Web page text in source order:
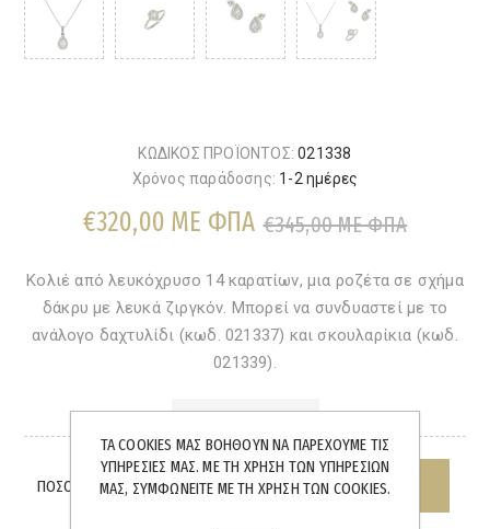
ΚΩΔΙΚΟΣ ΠΡΟΪΟΝΤΟΣ: 021338
Χρόνος παράδοσης: 1-2 ημέρες
€320,00 ΜΕ ΦΠΑ €345,00 ΜΕ ΦΠΑ
Κολιέ από λευκόχρυσο 14 καρατίων, μια ροζέτα σε σχήμα
δάκρυ με λευκά ζιργκόν. Μπορεί να συνδυαστεί με το
ανάλογο δαχτυλίδι (κωδ. 021337) και σκουλαρίκια (κωδ.
021339).
ΆΜΕΣΑ ΔΙΑΘΈΣΙΜΟ
ΠΟΣΌΤΗΤΑ:
ΤΑ COOKIES ΜΑΣ ΒΟΗΘΟΎΝ ΝΑ ΠΑΡΈΧΟΥΜΕ ΤΙΣ
ΥΠΗΡΕΣΊΕΣ ΜΑΣ. ΜΕ ΤΗ ΧΡΉΣΗ ΤΩΝ ΥΠΗΡΕΣΙΏΝ
ΜΑΣ, ΣΥΜΦΩΝΕΊΤΕ ΜΕ ΤΗ ΧΡΉΣΗ ΤΩΝ COOKIES.